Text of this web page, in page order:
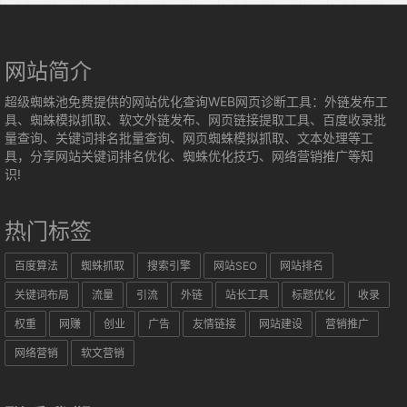
网站简介
超级蜘蛛池免费提供的网站优化查询WEB网页诊断工具：外链发布工
具、蜘蛛模拟抓取、软文外链发布、网页链接提取工具、百度收录批
量查询、关键词排名批量查询、网页蜘蛛模拟抓取、文本处理等工
具，分享网站关键词排名优化、蜘蛛优化技巧、网络营销推广等知
识!
热门标签
百度算法 蜘蛛抓取 搜索引擎 网站SEO 网站排名
关键词布局 流量 引流 外链 站长工具 标题优化 收录
权重 网赚 创业 广告 友情链接 网站建设 营销推广
网络营销 软文营销